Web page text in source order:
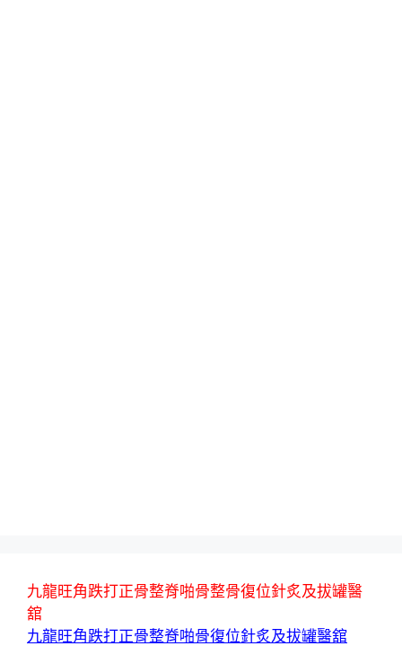
九龍旺角跌打正骨整脊啪骨整骨復位針炙及拔罐醫
舘
九龍旺角跌打正骨整脊啪骨復位針炙及拔罐醫舘